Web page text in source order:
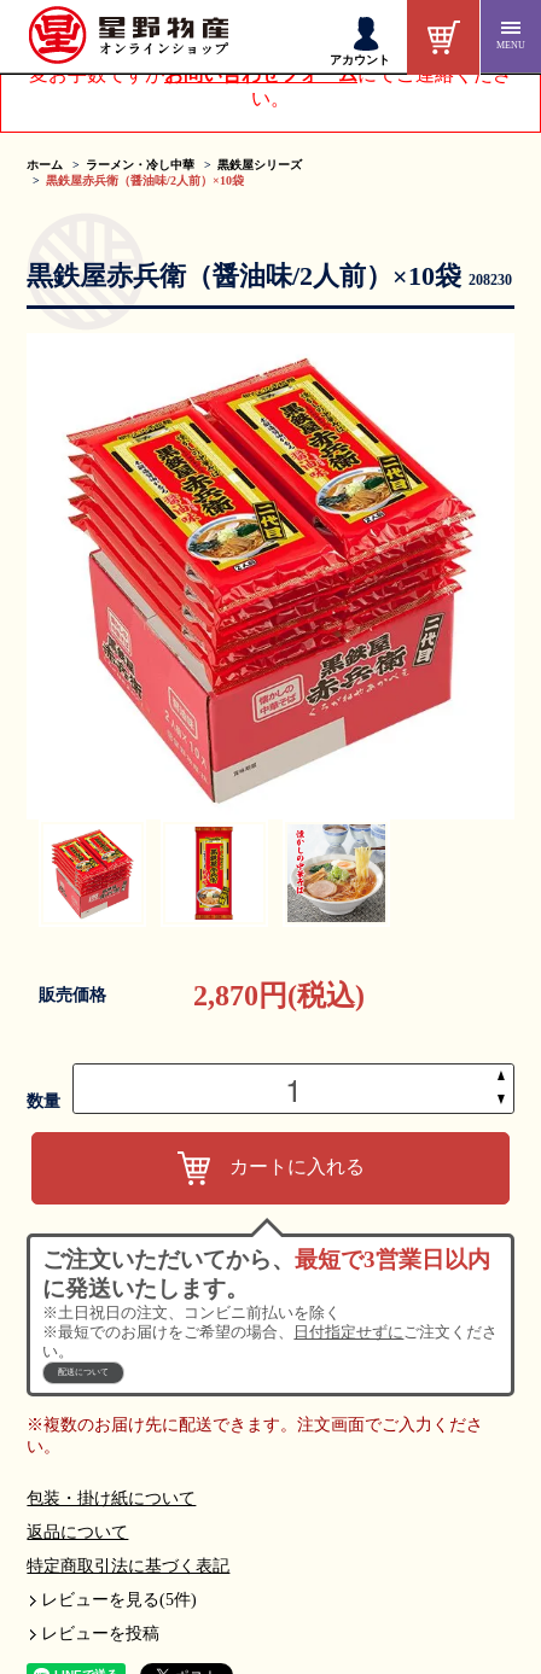
アカウント
MENU
アカウントページにてお客様情報を変更された方は、大
変お手数ですがお問い合わせフォームにてご連絡くださ
い。
ホーム ラーメン・冷し中華
黒鉄屋シリーズ
黒鉄屋赤兵衛（醤油味/2人前）×10袋
黒鉄屋赤兵衛（醤油味/2人前）×10袋208230
販売価格 2,870円(税込)
数量
▲
▼
カートに入れる
ご注文いただいてから、最短で3営業日以内
に発送いたします。
※土日祝日の注文、コンビニ前払いを除く
※最短でのお届けをご希望の場合、
日付指定せずにご注文くださ
い。
配送について
※複数のお届け先に配送できます。注文画面でご入力くださ
い。
包装・掛け紙について
返品について
特定商取引法に基づく表記
レビューを見る(5件)
レビューを投稿